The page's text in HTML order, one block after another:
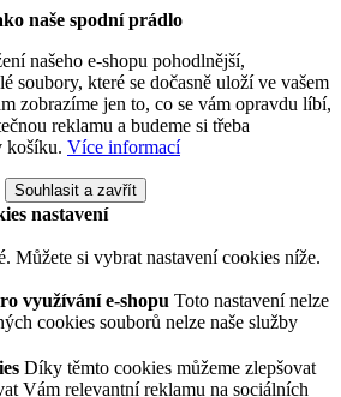
naše spodní prádlo
našeho e-shopu pohodlnější,
soubory, které se dočasně uloží ve vašem
zobrazíme jen to, co se vám opravdu líbí,
reklamu a budeme si třeba
košíku. Více informací
Souhlasit a zavřít
nastavení
Můžete si vybrat nastavení cookies níže.
využívání e-shopu Toto nastavení nelze
cookies souborů nelze naše služby
Díky těmto cookies můžeme zlepšovat
Vám relevantní reklamu na sociálních